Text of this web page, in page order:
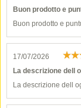
Buon prodotto e
Buon prodotto e
17/07/2026
La descrizione dell
La descrizione dell